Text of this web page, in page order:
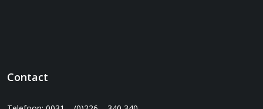
Contact